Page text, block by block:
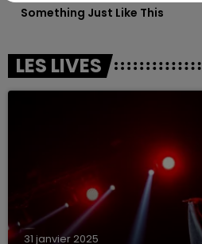
Something Just Like This
LES LIVES
31 janvier 2025